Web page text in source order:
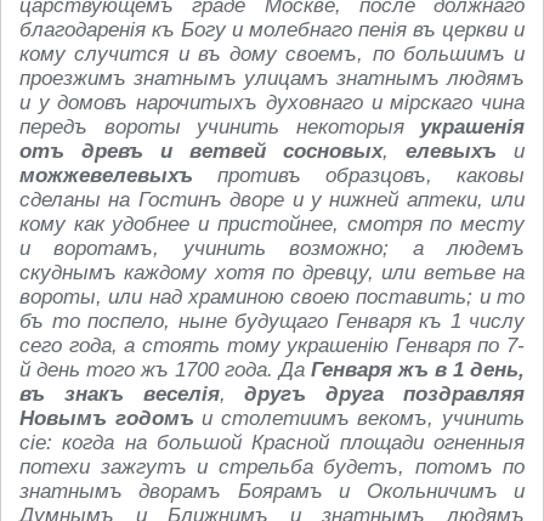
царствующемъ граде Москве, после должнаго
благодаренія къ Богу и молебнаго пенія въ церкви и
кому случится и въ дому своемъ, по большимъ и
проезжимъ знатнымъ улицамъ знатнымъ людямъ
и у домовъ нарочитыхъ духовнаго и мірскаго чина
передъ вороты учинить некоторыя украшенія
отъ древъ и
ветвей сосновых, елевыхъ и
можжевелевыхъ противъ образцовъ, каковы
сделаны на Гостинъ дворе и у нижней аптеки, или
кому как удобнее и пристойнее, смотря по месту
и воротамъ, учинить возможно; а людемъ
скуднымъ каждому хотя по древцу, или ветьве на
вороты, или над храминою своею поставить; и то
бъ то поспело, ныне будущаго Генваря къ 1 числу
сего года, а стоять тому украшенію Генваря по 7-
й день того жъ 1700 года. Да Генваря жъ в 1 день,
въ знакъ веселія,другъ друга поздравляя
Новымъ годомъ и столетиимъ векомъ, учинить
сіе: когда на большой Красной площади огненныя
потехи зажгутъ и стрельба будетъ, потомъ по
знатнымъ дворамъ Боярамъ и Окольничимъ и
Думнымъ и Ближнимъ и знатнымъ людямъ